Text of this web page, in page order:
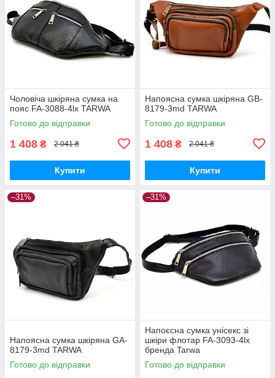
Чоловіча шкіряна сумка на
пояс FA-3088-4lx TARWA
Готово до відправки
1 408 ₴ 2 041 ₴
Купити
Напоясна сумка шкіряна GB-
8179-3md TARWA
Готово до відправки
1 408 ₴ 2 041 ₴
Купити
–31%
Напоясна сумка шкіряна GA-
8179-3md TARWA
Готово до відправки
–31%
Напоєсна сумка унісекс зі
шкіри флотар FA-3093-4lx
бренда Tarwa
Готово до відправки